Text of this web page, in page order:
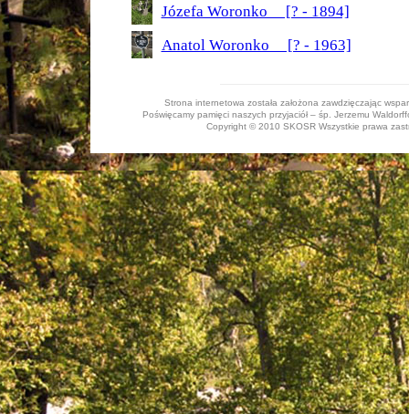
Józefa Woronko [? - 1894]
Anatol Woronko [? - 1963]
Strona internetowa została założona zawdzięczając
Poświęcamy pamięci naszych przyjaciół – śp. Jerzemu
Copyright © 2010 SKOSR Wszystkie prawa